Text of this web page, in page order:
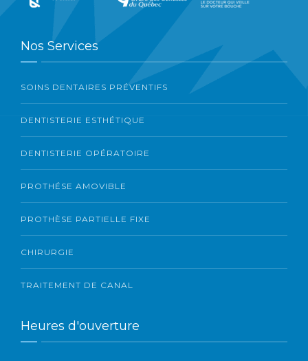
Nos Services
SOINS DENTAIRES PRÉVENTIFS
DENTISTERIE ESTHÉTIQUE
DENTISTERIE OPÉRATOIRE
PROTHÉSE AMOVIBLE
PROTHÈSE PARTIELLE FIXE
CHIRURGIE
TRAITEMENT DE CANAL
Heures d'ouverture